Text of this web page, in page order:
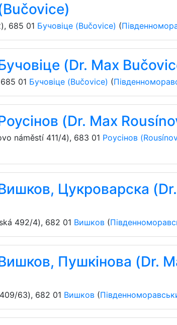
, 685 01 Бучовіце (Bučovice) (
(Dr. Max
685 01 Бучовіце (Bučovice) (
(Dr. Max
náměstí 411/4), 683 01 Роусінов
Цукроварска
492/4), 682 01 Вишков (
Пушкінова (Dr.
63), 682 01 Вишков (